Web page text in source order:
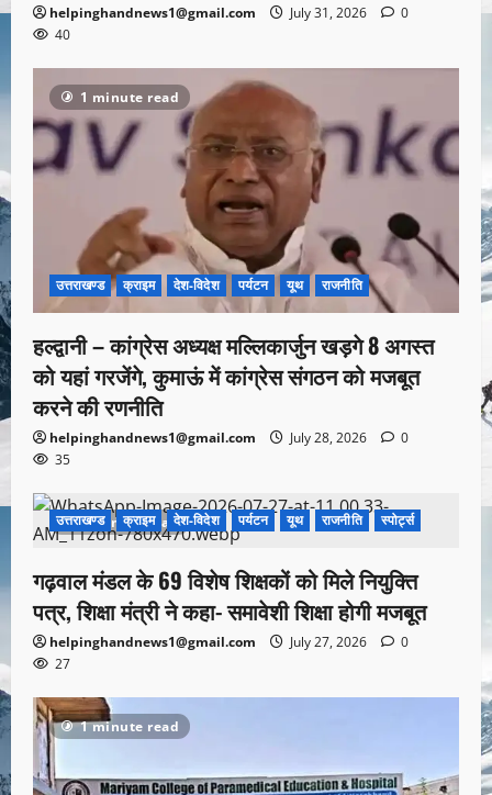
helpinghandnews1@gmail.com July 31, 2026
0
40
1 minute read
उत्तराखण्ड क्राइम देश-विदेश पर्यटन यूथ राजनीति
हल्द्वानी – कांग्रेस अध्यक्ष मल्लिकार्जुन खड़गे 8 अगस्त
को यहां गरजेंगे, कुमाऊं में कांग्रेस संगठन को मजबूत
करने की रणनीति
helpinghandnews1@gmail.com July 28, 2026
0
35
1 minute read
उत्तराखण्ड क्राइम देश-विदेश पर्यटन यूथ राजनीति स्पोर्ट्स
गढ़वाल मंडल के 69 विशेष शिक्षकों को मिले नियुक्ति
पत्र, शिक्षा मंत्री ने कहा- समावेशी शिक्षा होगी मजबूत
helpinghandnews1@gmail.com July 27, 2026
0
27
1 minute read